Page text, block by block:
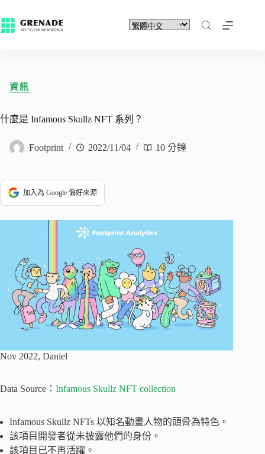
資訊
什麼是 Infamous Skullz NFT 系列？
Footprint 2022/11/04 10 分鐘
加入為 Google 偏好來源
Nov 2022, Daniel
Data Source： Infamous Skullz NFT collection
Infamous Skullz NFTs 以知名動畫人物的頭骨為特色。
該項目開發者從未披露他們的身份。
該項目已不再活躍。